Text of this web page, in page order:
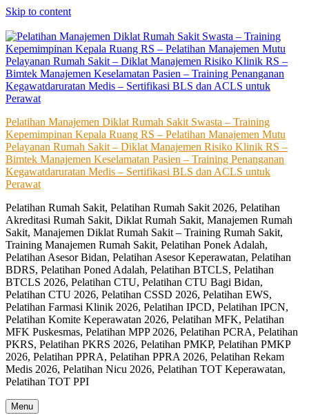
Skip to content
Pelatihan Manajemen Diklat Rumah Sakit Swasta – Training
Kepemimpinan Kepala Ruang RS – Pelatihan Manajemen Mutu
Pelayanan Rumah Sakit – Diklat Manajemen Risiko Klinik RS –
Bimtek Manajemen Keselamatan Pasien – Training Penanganan
Kegawatdaruratan Medis – Sertifikasi BLS dan ACLS untuk
Perawat
Pelatihan Rumah Sakit, Pelatihan Rumah Sakit 2026, Pelatihan
Akreditasi Rumah Sakit, Diklat Rumah Sakit, Manajemen Rumah
Sakit, Manajemen Diklat Rumah Sakit – Training Rumah Sakit,
Training Manajemen Rumah Sakit, Pelatihan Ponek Adalah,
Pelatihan Asesor Bidan, Pelatihan Asesor Keperawatan, Pelatihan
BDRS, Pelatihan Poned Adalah, Pelatihan BTCLS, Pelatihan
BTCLS 2026, Pelatihan CTU, Pelatihan CTU Bagi Bidan,
Pelatihan CTU 2026, Pelatihan CSSD 2026, Pelatihan EWS,
Pelatihan Farmasi Klinik 2026, Pelatihan IPCD, Pelatihan IPCN,
Pelatihan Komite Keperawatan 2026, Pelatihan MFK, Pelatihan
MFK Puskesmas, Pelatihan MPP 2026, Pelatihan PCRA, Pelatihan
PKRS, Pelatihan PKRS 2026, Pelatihan PMKP, Pelatihan PMKP
2026, Pelatihan PPRA, Pelatihan PPRA 2026, Pelatihan Rekam
Medis 2026, Pelatihan Nicu 2026, Pelatihan TOT Keperawatan,
Pelatihan TOT PPI
Menu